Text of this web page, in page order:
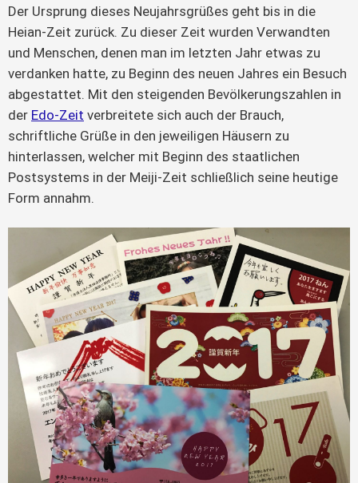
Der Ursprung dieses Neujahrsgrüßes geht bis in die
Heian-Zeit zurück. Zu dieser Zeit wurden Verwandten
und Menschen, denen man im letzten Jahr etwas zu
verdanken hatte, zu Beginn des neuen Jahres ein Besuch
abgestattet. Mit den steigenden Bevölkerungszahlen in
der Edo-Zeit verbreitete sich auch der Brauch,
schriftliche Grüße in den jeweiligen Häusern zu
hinterlassen, welcher mit Beginn des staatlichen
Postsystems in der Meiji-Zeit schließlich seine heutige
Form annahm.